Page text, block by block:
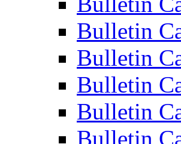
Bulletin
Bulletin
Bulletin
Bulletin
Bulletin